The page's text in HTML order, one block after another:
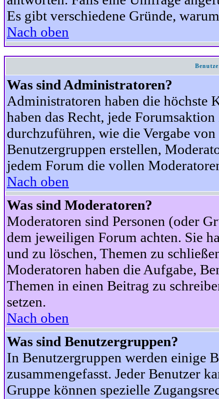
Es gibt verschiedene Gründe,
Nach oben
Was sind Administratoren?
Administratoren haben die höchste
haben das Recht, jede
durchzuführen, wie die Vergabe
Benutzergruppen erstellen,
jedem Forum die vollen
Nach oben
Was sind Moderatoren?
Moderatoren sind Personen (oder
dem jeweiligen Forum achten. Sie
und zu löschen, Themen zu
Moderatoren haben die Aufgabe,
Themen in einen Beitrag zu
setzen.
Nach oben
Was sind Benutzergruppen?
In Benutzergruppen werden einige
zusammengefasst. Jeder Benutzer
Gruppe können spezielle